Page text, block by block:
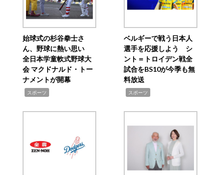
始球式の杉谷拳士さ
ん、野球に熱い思い
全日本学童軟式野球大
会 マクドナルド・トー
ナメントが開幕
スポーツ
ベルギーで戦う日本人
選手を応援しよう シ
ント＝トロイデン戦全
試合をBS10が今季も無
料放送
スポーツ